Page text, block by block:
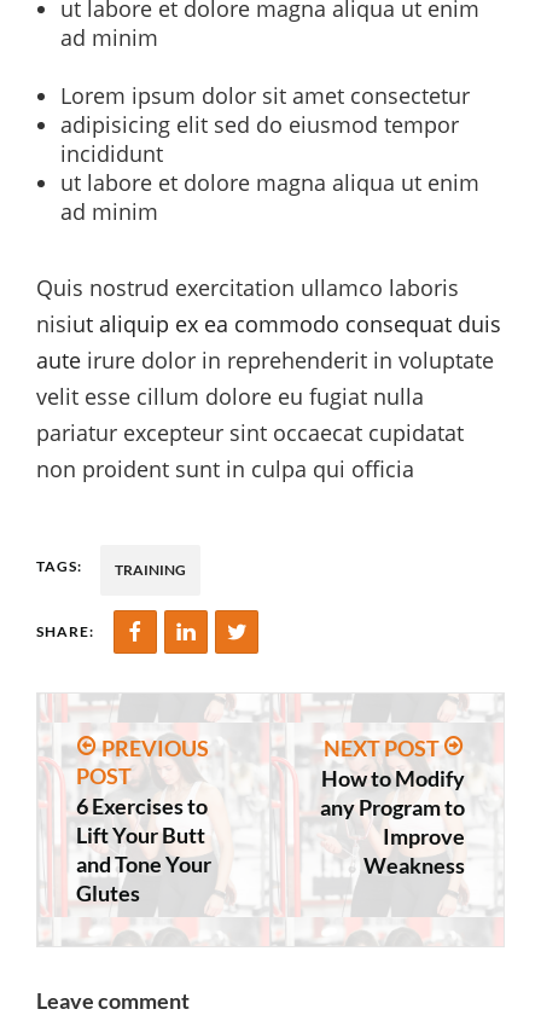
ut labore et dolore magna aliqua ut enim
ad minim
Lorem ipsum dolor sit amet consectetur
adipisicing elit sed do eiusmod tempor
incididunt
ut labore et dolore magna aliqua ut enim
ad minim
Quis nostrud exercitation ullamco laboris
nisiut aliquip ex ea commodo consequat duis
aute irure dolor in reprehenderit in voluptate
velit esse cillum dolore eu fugiat nulla
pariatur excepteur sint occaecat cupidatat
non proident sunt in culpa qui officia
TAGS: TRAINING
SHARE:
PREVIOUS
POST
6 Exercises to
Lift Your Butt
and Tone Your
Glutes
NEXT POST
How to Modify
any Program to
Improve
Weakness
Leave comment